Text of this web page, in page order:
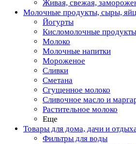
Живая, свежая,
Молочные продукты, сыры,
Йогурты
Кисломолочные продукты
Молоко
Молочные напитки
Мороженое
Сливки
Сметана
Сгущенное молоко
Сливочное масло и
Растительное молоко
Еще
Товары для дома, дачи и
Фильтры для воды